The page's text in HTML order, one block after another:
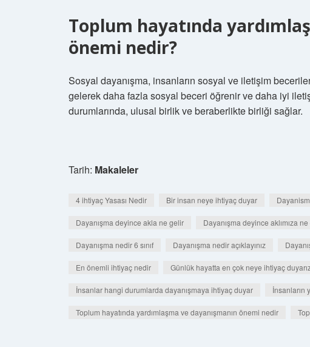
Toplum hayatında
önemi nedir?
Sosyal dayanışma, insanların sosyal ve iletişim
gelerek daha fazla sosyal beceri öğrenir ve daha iyi
durumlarında, ulusal birlik ve beraberlikte birliği sağlar.
Tarih: Makaleler
4 ihtiyaç Yasası Nedir Bir insan neye ihtiyaç duyar
Dayanışma deyince akla ne gelir Dayanışma deyince aklımıza
Dayanışma nedir 6 sınıf Dayanışma nedir açıklayınız
En önemli ihtiyaç nedir Günlük hayatta en çok neye ihtiyaç
İnsanlar hangi durumlarda dayanışmaya ihtiyaç duyar İnsanların
Toplum hayatında yardımlaşma ve dayanışmanın önemi nedir